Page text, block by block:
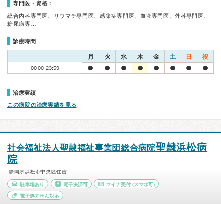
専門医・資格：
総合内科専門医、リウマチ専門医、感染症専門医、血液専門医、外科専門医、
糖尿病専…
診療時間
月 火 水 木 金 土 日 祝
00:00-23:59
治療実績
この病院の治療実績を見る
社会福祉法人聖隷福祉事業団総合病院聖隷浜松病
院
静岡県浜松市中央区住吉
駐車場あり 電子決済可 マイナ受付 (スマホ可)
電子処方せん対応